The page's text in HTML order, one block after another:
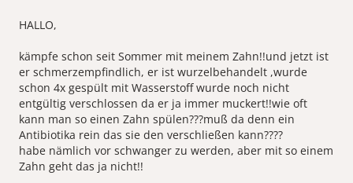
HALLO,
kämpfe schon seit Sommer mit meinem Zahn!!und jetzt ist
er schmerzempfindlich, er ist wurzelbehandelt ,wurde
schon 4x gespült mit Wasserstoff wurde noch nicht
entgültig verschlossen da er ja immer muckert!!wie oft
kann man so einen Zahn spülen???muß da denn ein
Antibiotika rein das sie den verschließen kann????
habe nämlich vor schwanger zu werden, aber mit so einem
Zahn geht das ja nicht!!